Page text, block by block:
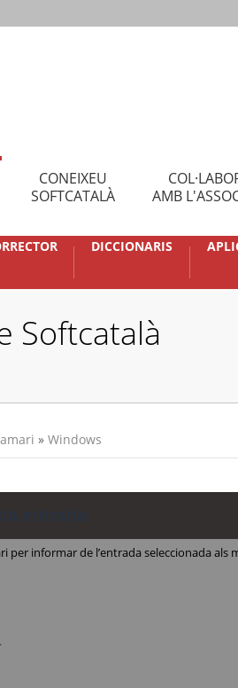
CONEIXEU
SOFTCATALÀ
AMB
DICCIONARIS
Softcatalà
» Windows
per informar de l’entrada seleccionada